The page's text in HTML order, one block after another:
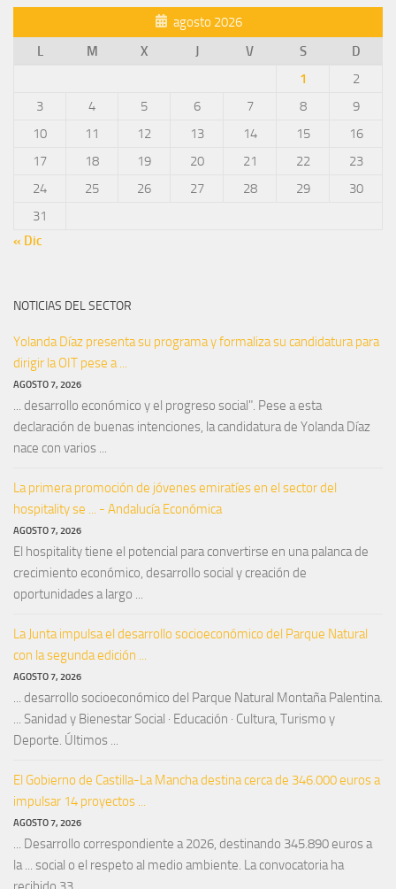
agosto 2026
L
M X J V S
D
1
2
3
4 5 6 7 8
9
10
11 12 13 14 15
16
17
18 19 20 21 22
23
24
25 26 27 28 29
30
31
« Dic
NOTICIAS DEL SECTOR
Yolanda Díaz presenta su programa y formaliza su candidatura para
dirigir la OIT pese a ...
AGOSTO 7, 2026
... desarrollo económico y el progreso social". Pese a esta
declaración de buenas intenciones, la candidatura de Yolanda Díaz
nace con varios ...
La primera promoción de jóvenes emiratíes en el sector del
hospitality se ... - Andalucía Económica
AGOSTO 7, 2026
El hospitality tiene el potencial para convertirse en una palanca de
crecimiento económico, desarrollo social y creación de
oportunidades a largo ...
La Junta impulsa el desarrollo socioeconómico del Parque Natural
con la segunda edición ...
AGOSTO 7, 2026
... desarrollo socioeconómico del Parque Natural Montaña Palentina.
... Sanidad y Bienestar Social · Educación · Cultura, Turismo y
Deporte. Últimos ...
El Gobierno de Castilla-La Mancha destina cerca de 346.000 euros a
impulsar 14 proyectos ...
AGOSTO 7, 2026
... Desarrollo correspondiente a 2026, destinando 345.890 euros a
la ... social o el respeto al medio ambiente. La convocatoria ha